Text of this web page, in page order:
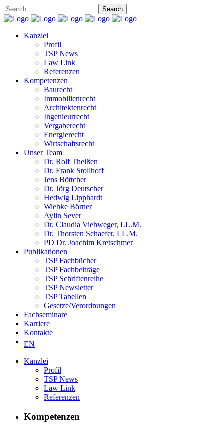
Kanzlei
Profil
TSP News
Law Link
Referenzen
Kompetenzen
Baurecht
Immobilienrecht
Architektenrecht
Ingenieurrecht
Vergaberecht
Energierecht
Wirtschaftsrecht
Unser Team
Dr. Rolf Theißen
Dr. Frank Stollhoff
Jens Böttcher
Dr. Jörg Deutscher
Hedwig Lipphardt
Wiebke Börner
Aylin Sever
Dr. Claudia Viehweger, LL.M.
Dr. Thorsten Schaefer, LL.M.
PD Dr. Joachim Kretschmer
Publikationen
TSP Fachbücher
TSP Fachbeiträge
TSP Schriftenreihe
TSP Newsletter
TSP Tabellen
Gesetze/Verordnungen
Fachseminare
Karriere
Kontakte
EN
Kanzlei
Profil
TSP News
Law Link
Referenzen
Kompetenzen